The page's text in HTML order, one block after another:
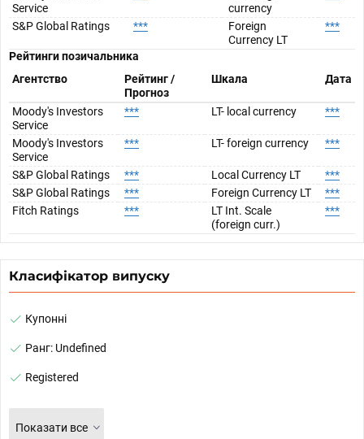
Service
currency
S&P Global Ratings ***
Foreign
Currency LT
***
Рейтинги позичальника
Агентство
Рейтинг /
Прогноз
Шкала Дата
Moody's Investors
Service
*** LT- local currency ***
Moody's Investors
Service
*** LT- foreign currency ***
S&P Global Ratings *** Local Currency LT
***
S&P Global Ratings
*** Foreign Currency LT
***
Fitch Ratings
***
LT Int. Scale
(foreign curr.)
***
Класифікатор випуску
Купонні
Ранг: Undefined
Registered
Показати все